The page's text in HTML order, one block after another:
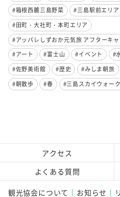
#箱根西麓三島野菜
#三島駅前エリア
#田町・大社町・本町エリア
#アッパレしずおか元気旅 アフターキ
#アート
#富士山 #イベント #
#佐野美術館
#歴史 #みしま朝旅
#朝散歩
#春 #三島スカイウォーク
アクセス
よくある質問
観光協会について お知らせ